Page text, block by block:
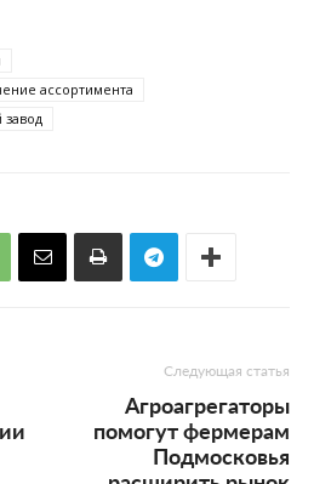
ассортимента
Следующая статья
Агроагрегаторы
помогут фермерам
Подмосковья